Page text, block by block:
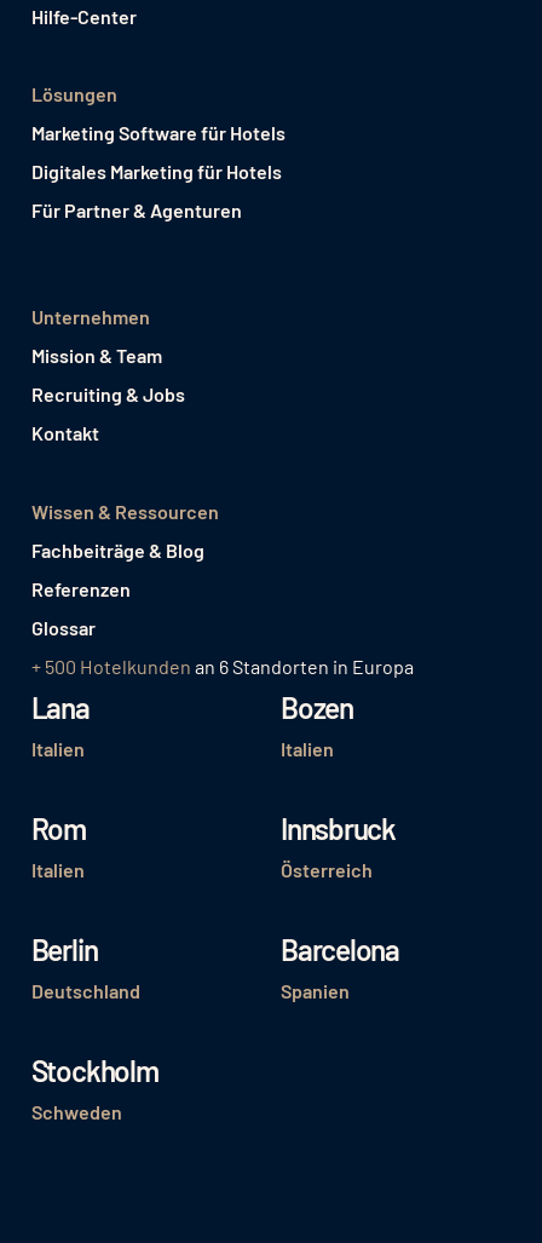
Hilfe-Center
Lösungen
Marketing Software für Hotels
Digitales Marketing für Hotels
Für Partner & Agenturen
Unternehmen
Mission & Team
Recruiting & Jobs
Kontakt
Wissen & Ressourcen
Fachbeiträge & Blog
Referenzen
Glossar
+ 500 Hotelkunden an 6 Standorten in Europa
Lana
Italien
Bozen
Italien
Rom
Italien
Innsbruck
Österreich
Berlin
Deutschland
Barcelona
Spanien
Stockholm
Schweden